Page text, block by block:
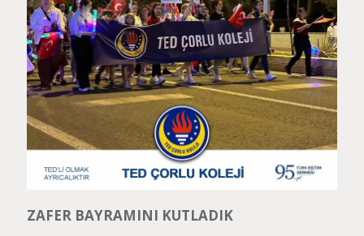
ZAFER BAYRAMINI KUTLADIK